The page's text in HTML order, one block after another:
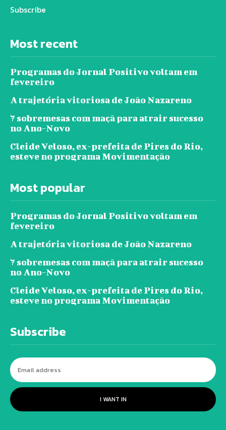
Subscribe
Most recent
Programas do Jornal Positivo voltam em
fevereiro
A trajetória vitoriosa de João Nazareno
7 sobremesas com maçã para atrair sucesso
no Ano-Novo
Cleide Veloso, ex-prefeita de Pires do Rio,
esteve no programa Movimentação
Most popular
Programas do Jornal Positivo voltam em
fevereiro
A trajetória vitoriosa de João Nazareno
7 sobremesas com maçã para atrair sucesso
no Ano-Novo
Cleide Veloso, ex-prefeita de Pires do Rio,
esteve no programa Movimentação
Subscribe
I WANT IN